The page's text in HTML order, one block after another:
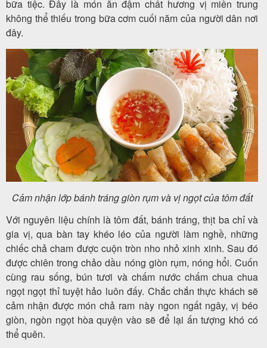
bữa tiệc. Đây là món ăn đậm chất hương vị miền trung
không thể thiếu trong bữa cơm cuối năm của người dân nơi
đây.
Cảm nhận lớp bánh tráng giòn rụm và vị ngọt của tôm đất
Với nguyên liệu chính là tôm đất, bánh tráng, thịt ba chỉ và
gia vị, qua bàn tay khéo léo của người làm nghề, những
chiếc chả cham được cuộn tròn nho nhỏ xinh xinh. Sau đó
được chiên trong chảo dầu nóng giòn rụm, nóng hổi. Cuốn
cùng rau sống, bún tươi và chấm nước chấm chua chua
ngọt ngọt thỉ tuyệt hảo luôn đấy. Chắc chắn thực khách sẽ
cảm nhận được món chả ram này ngon ngất ngây, vị béo
giòn, ngòn ngọt hòa quyện vào sẽ để lại ấn tượng khó có
thể quên.